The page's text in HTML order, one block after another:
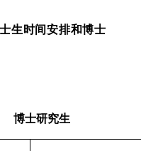
生时间安排和博士
博士研究生